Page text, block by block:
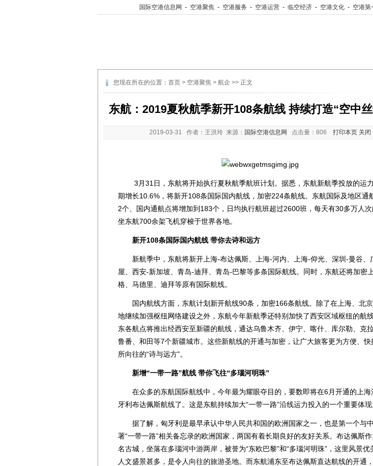
国际空港信息网 - 空港聚焦 - 空港服务 - 空港运营 - 临空经济 - 空港文化 - 空港第
您现在所在的位置： 首页 > 空港聚焦 > 航企 >> 正文
东航：2019夏秋航季新开108条航线 持续打造“空中
2019-03-31 作者：王洪玲 来源： 国际空港信息网 点击量： 806 打印本页 关闭
3月31日，东航将开始执行夏秋航季航班计划。据悉，东航新航季投放的运
期增长10.6%，将新开108条国际国内航线，加密224条航线。东航国际及地区通
2个、国内通航点将增加到183个，日均执行航班超过2600班，每天有30多万人
坐东航700余架飞机穿梭于世界各地。
新开108条国际国内航线 带你去诗和远方
新航季中，东航将新开上海-布达佩斯、上海-河内、上海-仰光、深圳-曼谷、
屋、西安-新加坡、青岛-迪拜、青岛-巴黎等多条国际航线。同时，东航还将加密
格、马德里、迪拜等原有国际航线。
国内航线方面，东航计划新开航线90条，加密166条航线。除了在上海、北
地继续加强枢纽网络建设之外，东航今年新航季还特别加快了西安区域枢纽的航
东各航点将推出经西安至新疆的航线，通达乌鲁木齐、伊宁、喀什、库尔勒、克
鲁番、和田等7个新疆城市。这些新航线的开通与加密，让广大旅客更为方便、快
所向往的“诗与远方”。
新增“一带一路”航线 带你飞往“多瑙河明珠”
在众多的东航国际航线中，今年最为耀眼夺目的，要数即将在6月开通的上海
牙利布达佩斯航线了。这是东航持续加大“一带一路”沿线运力投入的一个重要体现
据了解，匈牙利是最早承认中华人民共和国的欧洲国家之一，也是第一个与
署“一带一路”相关备忘录的欧洲国家，两国有着长期良好的友好关系。布达佩斯
名古城，坐落在多瑙河中游两岸，被誉为“东欧巴黎”和“多瑙河明珠”，这里风景优
人文盛景甚多，是令人向往的旅游圣地。而东航浦东至布达佩斯直达航线的开通